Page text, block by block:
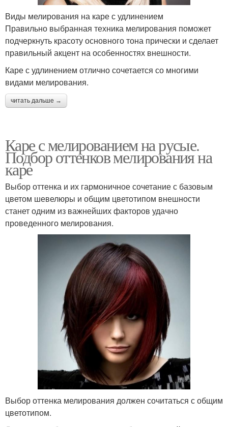
Виды мелирования на каре с удлинением
Правильно выбранная техника мелирования поможет
подчеркнуть красоту основного тона прически и сделает
правильный акцент на особенностях внешности.
Каре с удлинением отлично сочетается со многими
видами мелирования.
читать дальше →
Каре с мелированием на русые.
Подбор оттенков мелирования на
каре
Выбор оттенка и их гармоничное сочетание с базовым
цветом шевелюры и общим цветотипом внешности
станет одним из важнейших факторов удачно
проведенного мелирования.
Выбор оттенка мелирования должен сочитаться с общим
цветотипом.